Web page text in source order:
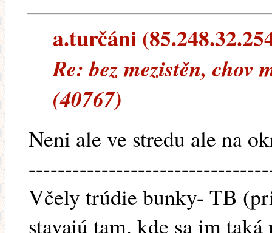
a.turčáni
Re: bez mezistěn, chov
(40767)
Neni ale ve stredu ale na
Včely trúdie bunky- TB
stavajú tam, kde sa im